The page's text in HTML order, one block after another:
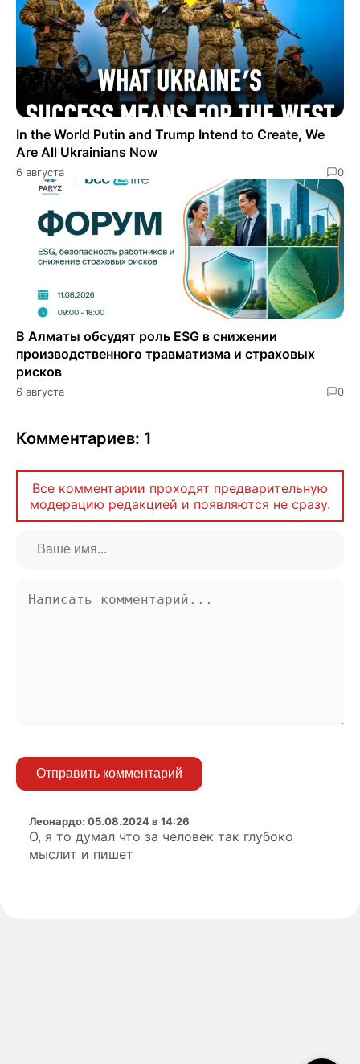
In the World Putin and Trump Intend to Create, We
Are All Ukrainians Now
6 августа 0
В Алматы обсудят роль ESG в снижении
производственного травматизма и страховых
рисков
6 августа 0
Комментариев: 1
Все комментарии проходят предварительную
модерацию редакцией и появляются не сразу.
Отправить комментарий
Леонардо: 05.08.2024 в 14:26
О, я то думал что за человек так глубоко
мыслит и пишет